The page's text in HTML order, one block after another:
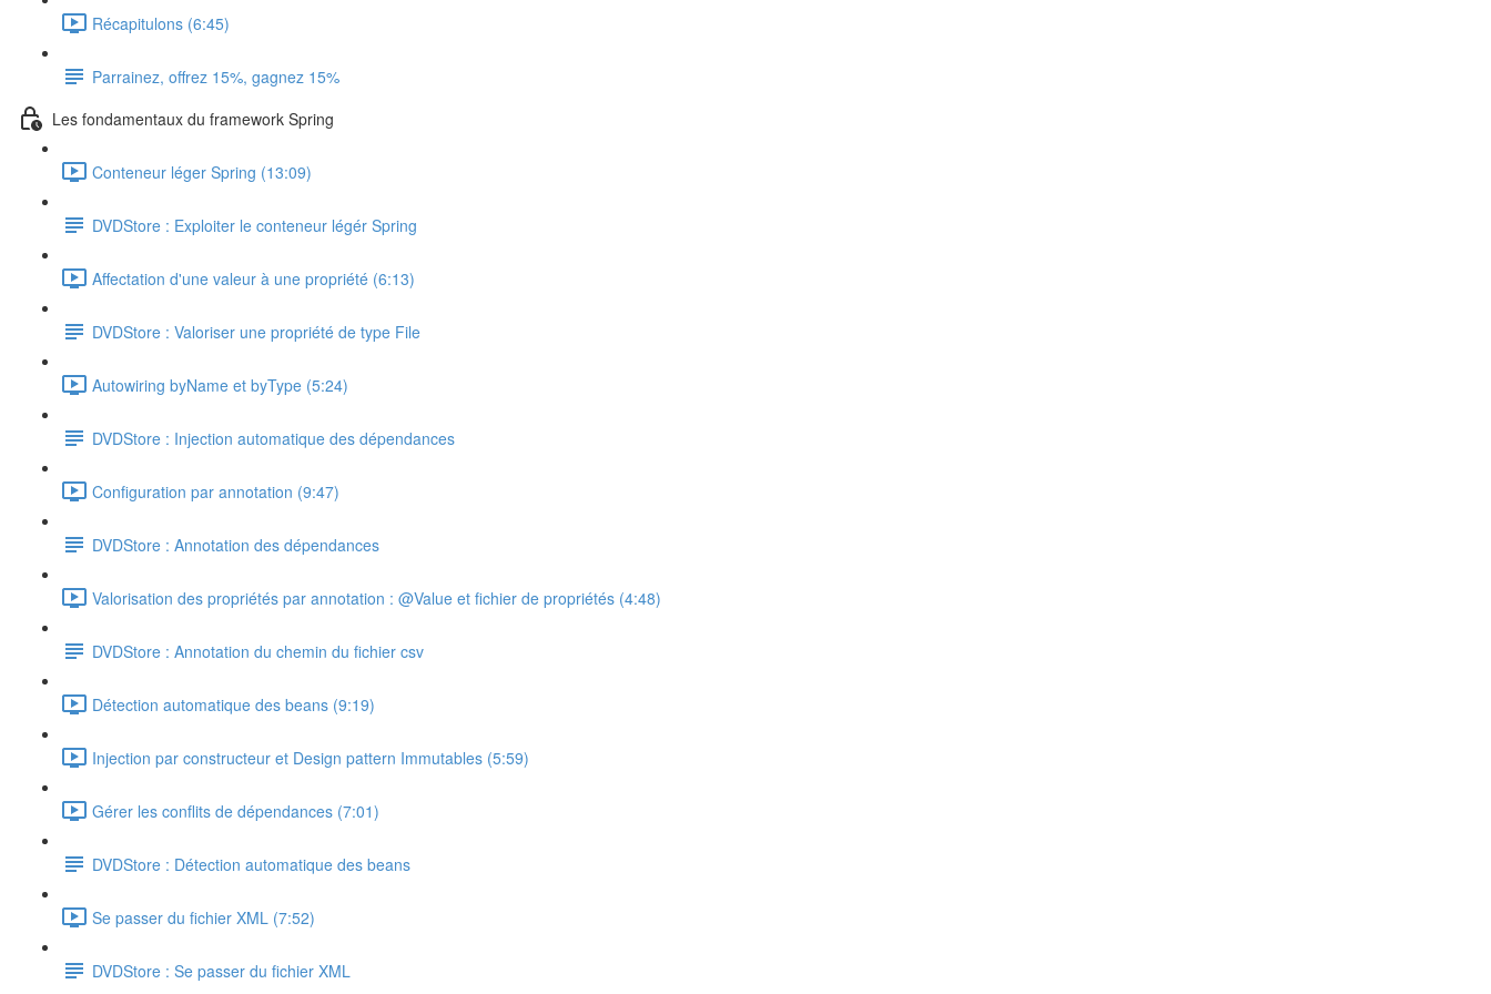
Récapitulons (6:45)
Parrainez, offrez 15%, gagnez 15%
Les fondamentaux du framework Spring
Conteneur léger Spring (13:09)
DVDStore : Exploiter le conteneur légér Spring
Affectation d'une valeur à une propriété (6:13)
DVDStore : Valoriser une propriété de type File
Autowiring byName et byType (5:24)
DVDStore : Injection automatique des dépendances
Configuration par annotation (9:47)
DVDStore : Annotation des dépendances
Valorisation des propriétés par annotation : @Value et fichier de propriétés (4:48)
DVDStore : Annotation du chemin du fichier csv
Détection automatique des beans (9:19)
Injection par constructeur et Design pattern Immutables (5:59)
Gérer les conflits de dépendances (7:01)
DVDStore : Détection automatique des beans
Se passer du fichier XML (7:52)
DVDStore : Se passer du fichier XML